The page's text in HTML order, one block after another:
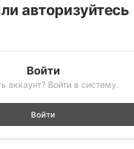
авторизуйтесь
Войти
аккаунт? Войти в систему.
Войти